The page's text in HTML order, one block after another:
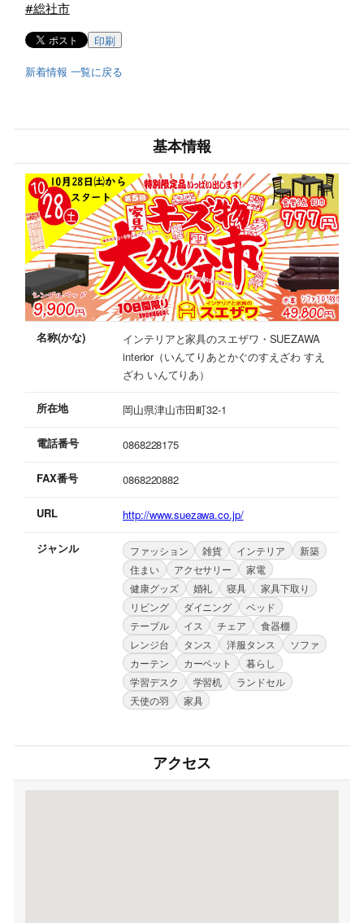
#総社市
印刷
新着情報 一覧に戻る
基本情報
名称(かな)
インテリアと家具のスエザワ・SUEZAWA
interior（いんてりあとかぐのすえざわ すえ
ざわ いんてりあ）
所在地 岡山県津山市田町32-1
電話番号 0868228175
FAX番号 0868220882
URL http://www.suezawa.co.jp/
ジャンル ファッション 雑貨 インテリア
新築
住まい
アクセサリー
家電
健康グッズ
婚礼 寝具
家具下取り
リビング
ダイニング
ベッド
テーブル
イス チェア
食器棚
レンジ台
タンス 洋服タンス
ソファ
カーテン
カーペット
暮らし
学習デスク
学習机
ランドセル
天使の羽
家具
アクセス